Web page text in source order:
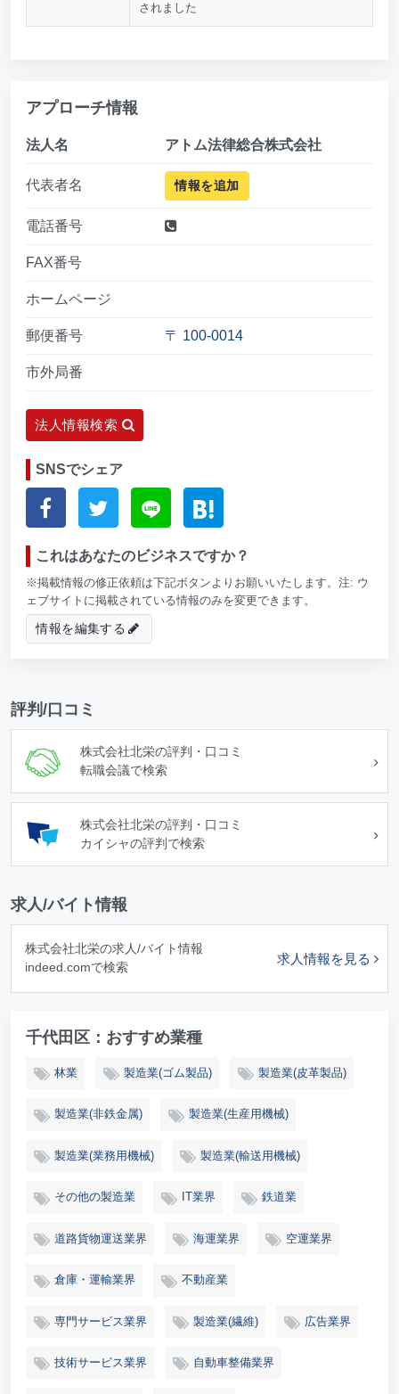
されました
アプローチ情報
法人名 アトム法律総合株式会社
代表者名 情報を追加
電話番号
FAX番号
ホームページ
郵便番号 〒 100-0014
市外局番
法人情報検索
SNSでシェア
これはあなたのビジネスですか？
※掲載情報の修正依頼は下記ボタンよりお願いいたします。注: ウ
ェブサイトに掲載されている情報のみを変更できます。
情報を編集する
評判/口コミ
株式会社北栄の評判・口コミ
転職会議で検索
株式会社北栄の評判・口コミ
カイシャの評判で検索
求人/バイト情報
株式会社北栄の求人/バイト情報
indeed.comで検索
求人情報を見る
千代田区：おすすめ業種
林業 製造業(ゴム製品) 製造業(皮革製品)
製造業(非鉄金属) 製造業(生産用機械)
製造業(業務用機械) 製造業(輸送用機械)
その他の製造業 IT業界 鉄道業
道路貨物運送業界 海運業界 空運業界
倉庫・運輸業界 不動産業
専門サービス業界 製造業(繊維) 広告業界
技術サービス業界 自動車整備業界